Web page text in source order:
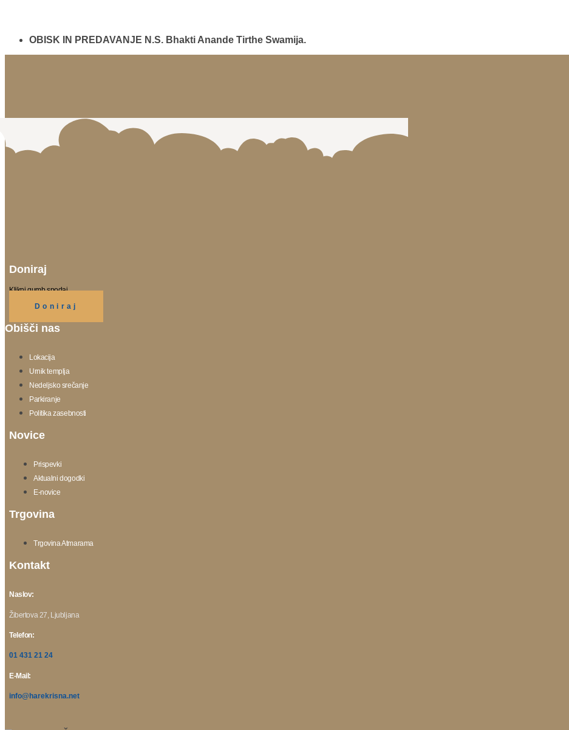
OBISK IN PREDAVANJE N.S. Bhakti Anande Tirthe Swamija.
Doniraj
Klikni gumb spodaj.
Doniraj
Obišči nas
Lokacija
Urnik templja
Nedeljsko srečanje
Parkiranje
Politika zasebnosti
Novice
Prispevki
Aktualni dogodki
E-novice
Trgovina
Trgovina Atmarama
Kontakt
Naslov:
Žibertova 27, Ljubljana
Telefon:
01 431 21 24
E-Mail:
info@harekrisna.net